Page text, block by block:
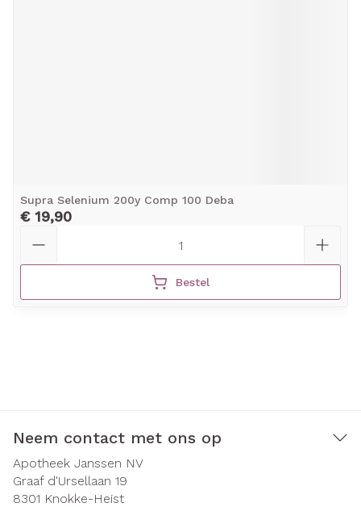
Supra Selenium 200y Comp 100 Deba
€ 19,90
Bestel
Neem contact met ons op
Apotheek Janssen NV
Graaf d'Ursellaan 19
8301 Knokke-Heist